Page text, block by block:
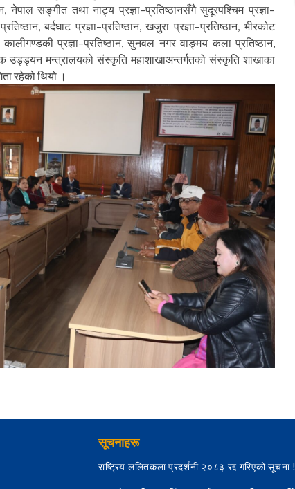
नेपाल सङ्गीत तथा नाट्य प्रज्ञा–प्रतिष्ठानसँगै सुदूरपश्चिम प्रज्ञा–
बर्दघाट प्रज्ञा–प्रतिष्ठान, खजुरा प्रज्ञा–प्रतिष्ठान, भीरकोट
प्रज्ञा–प्रतिष्ठान, सुनवल नगर वाङ्मय कला प्रतिष्ठान,
उड्ड्यन मन्त्रालयको संस्कृति महाशाखाअन्तर्गतको संस्कृति शाखाका
रहेको थियो ।
सूचनाहरू
राष्ट्रिय ललितकला प्रदर्शनी २०८३ रद्द गरिएको सूचना !